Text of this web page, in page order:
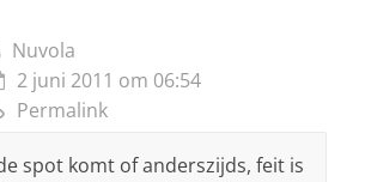
Nuvola
2 juni 2011 om 06:54
Permalink
spot komt of anderszijds, feit is